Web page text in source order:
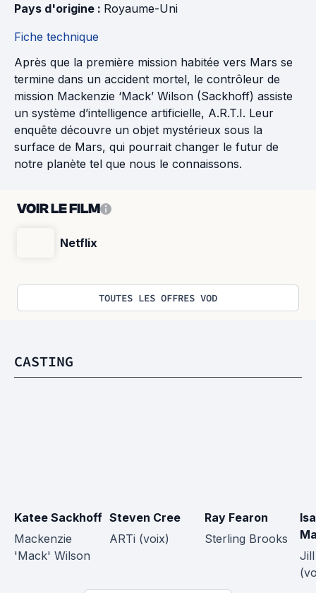
Pays d'origine : Royaume-Uni
Fiche technique
Après que la première mission habitée vers Mars se
termine dans un accident mortel, le contrôleur de
mission Mackenzie ‘Mack’ Wilson (Sackhoff) assiste
un système d’intelligence artificielle, A.R.T.I. Leur
enquête découvre un objet mystérieux sous la
surface de Mars, qui pourrait changer le futur de
notre planète tel que nous le connaissons.
VOIR LE FILM
Netflix
TOUTES LES OFFRES VOD
CASTING
Katee Sackhoff
Mackenzie
'Mack' Wilson
Steven Cree
ARTi (voix)
Ray Fearon
Sterling Brooks